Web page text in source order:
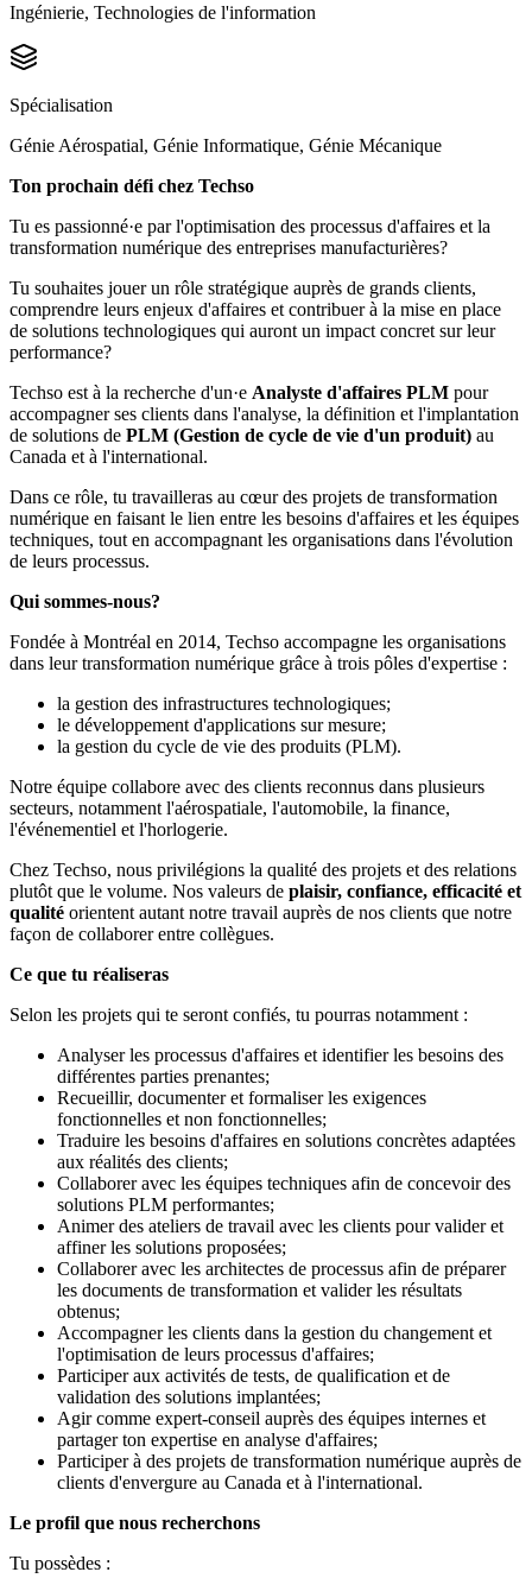
Ingénierie, Technologies de l'information
Spécialisation
Génie Aérospatial, Génie Informatique, Génie Mécanique
Ton prochain défi chez Techso
Tu es passionné·e par l'optimisation des processus d'affaires et la
transformation numérique des entreprises manufacturières?
Tu souhaites jouer un rôle stratégique auprès de grands clients,
comprendre leurs enjeux d'affaires et contribuer à la mise en place
de solutions technologiques qui auront un impact concret sur leur
performance?
Techso est à la recherche d'un·e Analyste d'affaires PLM pour
accompagner ses clients dans l'analyse, la définition et l'implantation
de solutions de PLM (Gestion de cycle de vie d'un produit) au
Canada et à l'international.
Dans ce rôle, tu travailleras au cœur des projets de transformation
numérique en faisant le lien entre les besoins d'affaires et les équipes
techniques, tout en accompagnant les organisations dans l'évolution
de leurs processus.
Qui sommes-nous?
Fondée à Montréal en 2014, Techso accompagne les organisations
dans leur transformation numérique grâce à trois pôles d'expertise :
la gestion des infrastructures technologiques;
le développement d'applications sur mesure;
la gestion du cycle de vie des produits (PLM).
Notre équipe collabore avec des clients reconnus dans plusieurs
secteurs, notamment l'aérospatiale, l'automobile, la finance,
l'événementiel et l'horlogerie.
Chez Techso, nous privilégions la qualité des projets et des relations
plutôt que le volume. Nos valeurs de plaisir, confiance, efficacité et
qualité orientent autant notre travail auprès de nos clients que notre
façon de collaborer entre collègues.
Ce que tu réaliseras
Selon les projets qui te seront confiés, tu pourras notamment :
Analyser les processus d'affaires et identifier les besoins des
différentes parties prenantes;
Recueillir, documenter et formaliser les exigences
fonctionnelles et non fonctionnelles;
Traduire les besoins d'affaires en solutions concrètes adaptées
aux réalités des clients;
Collaborer avec les équipes techniques afin de concevoir des
solutions PLM performantes;
Animer des ateliers de travail avec les clients pour valider et
affiner les solutions proposées;
Collaborer avec les architectes de processus afin de préparer
les documents de transformation et valider les résultats
obtenus;
Accompagner les clients dans la gestion du changement et
l'optimisation de leurs processus d'affaires;
Participer aux activités de tests, de qualification et de
validation des solutions implantées;
Agir comme expert-conseil auprès des équipes internes et
partager ton expertise en analyse d'affaires;
Participer à des projets de transformation numérique auprès de
clients d'envergure au Canada et à l'international.
Le profil que nous recherchons
Tu possèdes :